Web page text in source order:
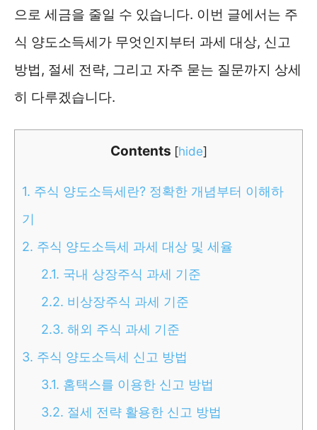
으로 세금을 줄일 수 있습니다. 이번 글에서는 주
식 양도소득세가 무엇인지부터 과세 대상, 신고
방법, 절세 전략, 그리고 자주 묻는 질문까지 상세
히 다루겠습니다.
Contents [hide]
1. 주식 양도소득세란? 정확한 개념부터 이해하
기
2. 주식 양도소득세 과세 대상 및 세율
2.1. 국내 상장주식 과세 기준
2.2. 비상장주식 과세 기준
2.3. 해외 주식 과세 기준
3. 주식 양도소득세 신고 방법
3.1. 홈택스를 이용한 신고 방법
3.2. 절세 전략 활용한 신고 방법